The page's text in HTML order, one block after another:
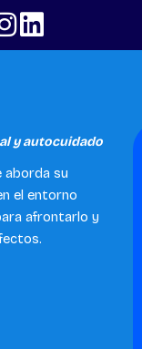
y autocuidado
aborda su
el entorno
afrontarlo y